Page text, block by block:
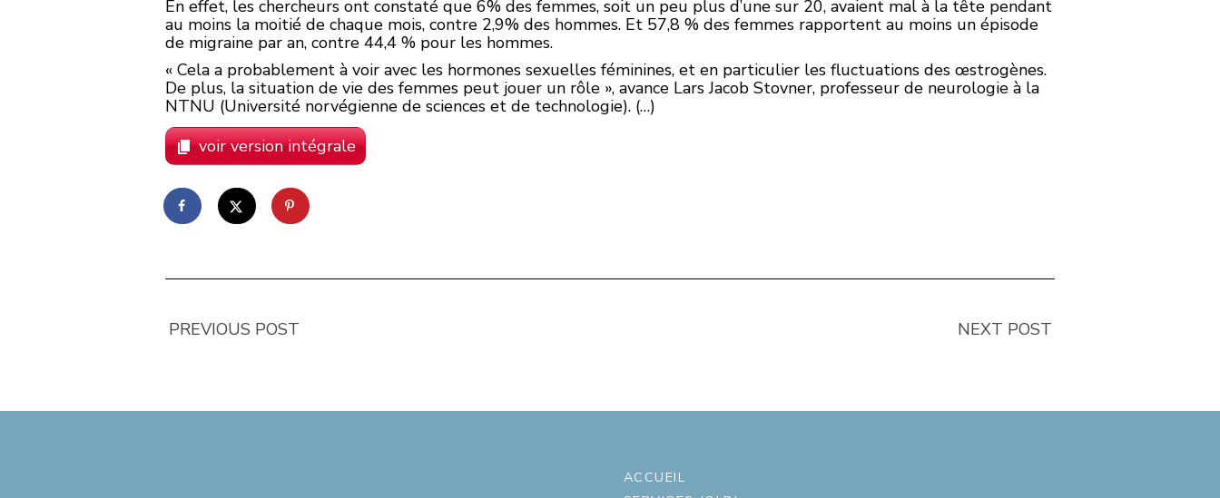
En effet, les chercheurs ont constaté que 6% des femmes, soit un peu plus d’une sur 20, avaient mal à la tête pendant
au moins la moitié de chaque mois, contre 2,9% des hommes. Et 57,8 % des femmes rapportent au moins un épisode
de migraine par an, contre 44,4 % pour les hommes.
« Cela a probablement à voir avec les hormones sexuelles féminines, et en particulier les fluctuations des œstrogènes.
De plus, la situation de vie des femmes peut jouer un rôle », avance Lars Jacob Stovner, professeur de neurologie à la
NTNU (Université norvégienne de sciences et de technologie). (…)
voir version intégrale
PREVIOUS POST NEXT POST
ACCUEIL